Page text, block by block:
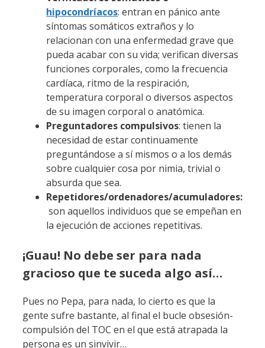
hipocondríacos: entran en pánico ante
síntomas somáticos extraños y lo
relacionan con una enfermedad grave que
pueda acabar con su vida; verifican diversas
funciones corporales, como la frecuencia
cardíaca, ritmo de la respiración,
temperatura corporal o diversos aspectos
de su imagen corporal o anatómica.
Preguntadores compulsivos: tienen la
necesidad de estar continuamente
preguntándose a sí mismos o a los demás
sobre cualquier cosa por nimia, trivial o
absurda que sea.
Repetidores/ordenadores/acumuladores:
son aquellos individuos que se empeñan en
la ejecución de acciones repetitivas.
¡Guau! No debe ser para nada
gracioso que te suceda algo así…
Pues no Pepa, para nada, lo cierto es que la
gente sufre bastante, al final el bucle obsesión-
compulsión del TOC en el que está atrapada la
persona es un sinvivir…